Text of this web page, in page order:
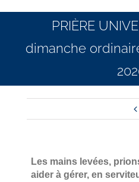
PRIÈRE
dimanche
Les mains levées,
aider à gérer, en